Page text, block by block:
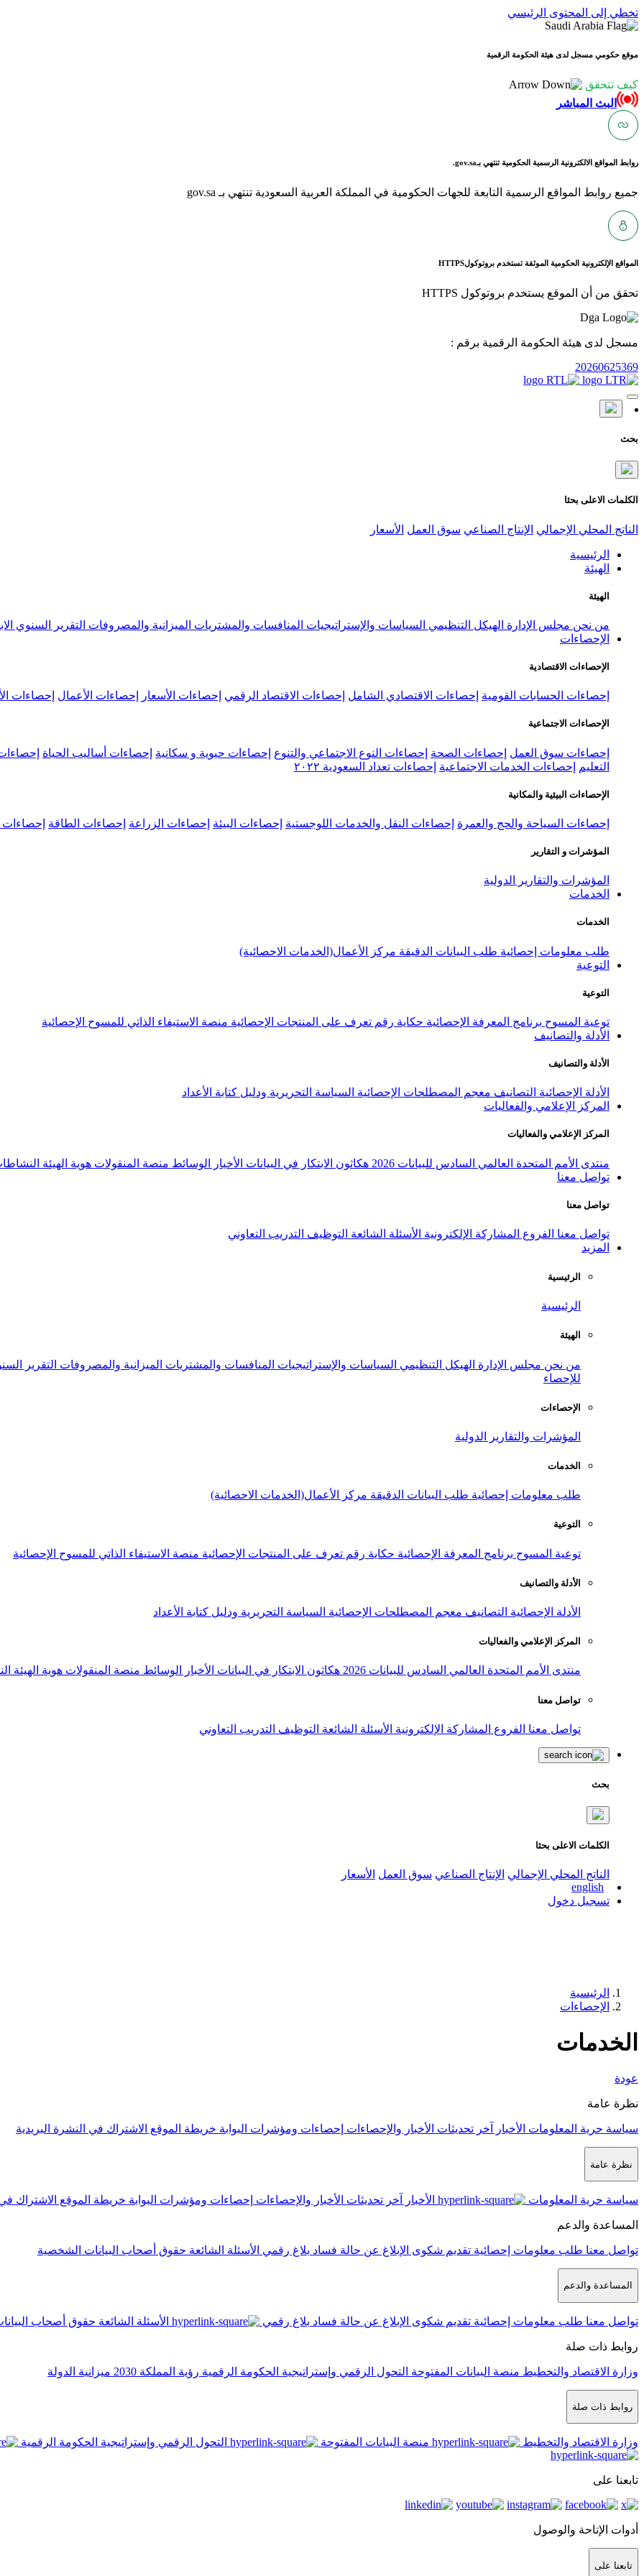
تخطي إلى المحتوى الرئيسي
موقع حكومي مسجل لدى هيئة الحكومة الرقمية
كيف تتحقق
البث المباشر
روابط المواقع الالكترونية الرسمية الحكومية تنتهي بـgov.sa.
جميع روابط المواقع الرسمية التابعة للجهات الحكومية في المملكة العربية السعودية تنتهي بـ gov.sa
المواقع الإلكترونية الحكومية الموثقة تستخدم بروتوكولHTTPS
تحقق من أن الموقع يستخدم بروتوكول HTTPS
مسجل لدى هيئة الحكومة الرقمية برقم :
20260625369
بحث
الكلمات الاعلى بحثا
الناتج المحلي الإجمالي الإنتاج الصناعي سوق العمل الأسعار
الرئيسية
الهيئة
الهيئة
من نحن مجلس الإدارة الهيكل التنظيمي السياسات والإستراتيجيات المنافسات والمشتريات الميزانية والمصروفات التقرير السنوي
الإحصاءات
الإحصاءات الاقتصادية
إحصاءات الحسابات القومية إحصاءات الاقتصادي الشامل إحصاءات الاقتصاد الرقمي إحصاءات الأسعار إحصاءات الأعمال إحصاءات
الإحصاءات الاجتماعية
إحصاءات سوق العمل إحصاءات الصحة إحصاءات النوع الاجتماعي والتنوع إحصاءات حيوية و سكانية إحصاءات أساليب الحياة
التعليم
إحصاءات الخدمات الاجتماعية إحصاءات تعداد السعودية ٢٠٢٢
الإحصاءات البيئية والمكانية
إحصاءات السياحة والحج والعمرة إحصاءات النقل والخدمات اللوجستية إحصاءات البيئة إحصاءات الزراعة إحصاءات الطاقة إحصاءات
المؤشرات و التقارير
المؤشرات والتقارير الدولية
الخدمات
الخدمات
طلب معلومات إحصائية طلب البيانات الدقيقة مركز الأعمال(الخدمات الاحصائية)
التوعية
التوعية
توعية المسوح برنامج المعرفة الإحصائية حكاية رقم تعرف على المنتجات الإحصائية منصة الاستيفاء الذاتي للمسوح الإحصائية
الأدلة والتصانيف
الأدلة والتصانيف
الأدلة الإحصائية التصانيف معجم المصطلحات الإحصائية السياسة التحريرية ودليل كتابة الأعداد
المركز الإعلامي والفعاليات
المركز الإعلامي والفعاليات
منتدى الأمم المتحدة العالمي السادس للبيانات 2026 هكاثون الابتكار في البيانات الأخبار الوسائط منصة المنقولات هوية الهيئة
تواصل معنا
تواصل معنا
تواصل معنا الفروع المشاركة الإلكترونية الأسئلة الشائعة التوظيف التدريب التعاوني
المزيد
الرئيسية
الرئيسية
الهيئة
من نحن مجلس الإدارة الهيكل التنظيمي السياسات والإستراتيجيات المنافسات والمشتريات الميزانية والمصروفات التقرير
للإحصاء
الإحصاءات
المؤشرات والتقارير الدولية
الخدمات
طلب معلومات إحصائية طلب البيانات الدقيقة مركز الأعمال(الخدمات الاحصائية)
التوعية
توعية المسوح برنامج المعرفة الإحصائية حكاية رقم تعرف على المنتجات الإحصائية منصة الاستيفاء الذاتي للمسوح الإحصائية
الأدلة والتصانيف
الأدلة الإحصائية التصانيف معجم المصطلحات الإحصائية السياسة التحريرية ودليل كتابة الأعداد
المركز الإعلامي والفعاليات
منتدى الأمم المتحدة العالمي السادس للبيانات 2026 هكاثون الابتكار في البيانات الأخبار الوسائط منصة المنقولات هوية الهيئة
تواصل معنا
تواصل معنا الفروع المشاركة الإلكترونية الأسئلة الشائعة التوظيف التدريب التعاوني
بحث
الكلمات الاعلى بحثا
الناتج المحلي الإجمالي الإنتاج الصناعي سوق العمل الأسعار
english
تسجيل دخول
الرئيسية
الإحصاءات
الخدمات
عودة
نظرة عامة
سياسة حرية المعلومات الأخبار آخر تحديثات الأخبار والإحصاءات إحصاءات ومؤشرات البوابة خريطة الموقع الاشتراك في النشرة البريدية
نظرة عامة
سياسة حرية المعلومات الأخبار آخر تحديثات الأخبار والإحصاءات إحصاءات ومؤشرات البوابة خريطة الموقع الاشتراك
المساعدة والدعم
تواصل معنا طلب معلومات إحصائية تقديم شكوى الإبلاغ عن حالة فساد بلاغ رقمي الأسئلة الشائعة حقوق أصحاب البيانات الشخصية
المساعدة والدعم
تواصل معنا طلب معلومات إحصائية تقديم شكوى الإبلاغ عن حالة فساد بلاغ رقمي الأسئلة الشائعة حقوق أصحاب
روابط ذات صلة
وزارة الاقتصاد والتخطيط منصة البيانات المفتوحة التحول الرقمي وإستراتيجية الحكومة الرقمية رؤية المملكة 2030 ميزانية الدولة
روابط ذات صلة
وزارة الاقتصاد والتخطيط منصة البيانات المفتوحة التحول الرقمي وإستراتيجية الحكومة الرقمية
تابعنا على
أدوات الإتاحة والوصول
تابعنا على